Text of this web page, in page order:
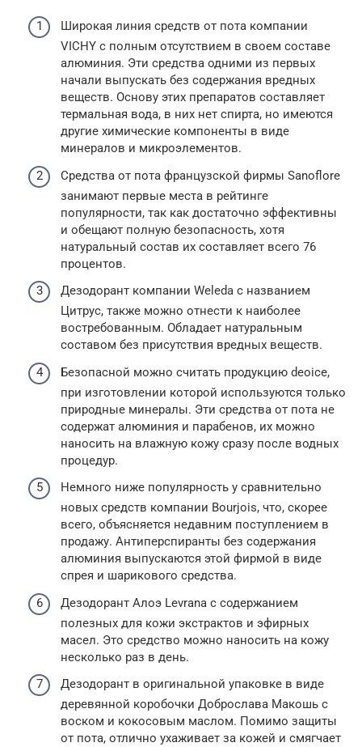
Широкая линия средств от пота компании
VICHY с полным отсутствием в своем составе
алюминия. Эти средства одними из первых
начали выпускать без содержания вредных
веществ. Основу этих препаратов составляет
термальная вода, в них нет спирта, но имеются
другие химические компоненты в виде
минералов и микроэлементов.
Средства от пота французской фирмы Sanoflore
занимают первые места в рейтинге
популярности, так как достаточно эффективны
и обещают полную безопасность, хотя
натуральный состав их составляет всего 76
процентов.
Дезодорант компании Weleda с названием
Цитрус, также можно отнести к наиболее
востребованным. Обладает натуральным
составом без присутствия вредных веществ.
Безопасной можно считать продукцию deoice,
при изготовлении которой используются только
природные минералы. Эти средства от пота не
содержат алюминия и парабенов, их можно
наносить на влажную кожу сразу после водных
процедур.
Немного ниже популярность у сравнительно
новых средств компании Bourjois, что, скорее
всего, объясняется недавним поступлением в
продажу. Антиперспиранты без содержания
алюминия выпускаются этой фирмой в виде
спрея и шарикового средства.
Дезодорант Алоэ Levrana с содержанием
полезных для кожи экстрактов и эфирных
масел. Это средство можно наносить на кожу
несколько раз в день.
Дезодорант в оригинальной упаковке в виде
деревянной коробочки Доброслава Макошь с
воском и кокосовым маслом. Помимо защиты
от пота, отлично ухаживает за кожей и смягчает